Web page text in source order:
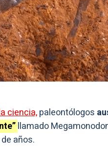
ciencia,paleontólogos
llamado
años.